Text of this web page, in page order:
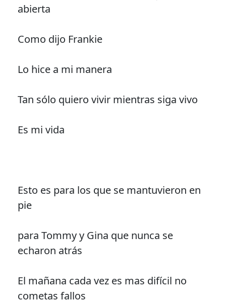
abierta
Como dijo Frankie
Lo hice a mi manera
Tan sólo quiero vivir mientras siga vivo
Es mi vida
Esto es para los que se mantuvieron en
pie
para Tommy y Gina que nunca se
echaron atrás
El mañana cada vez es mas difícil no
cometas fallos